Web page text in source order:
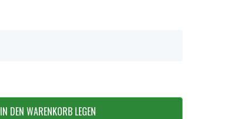
IN DEN WARENKORB LEGEN